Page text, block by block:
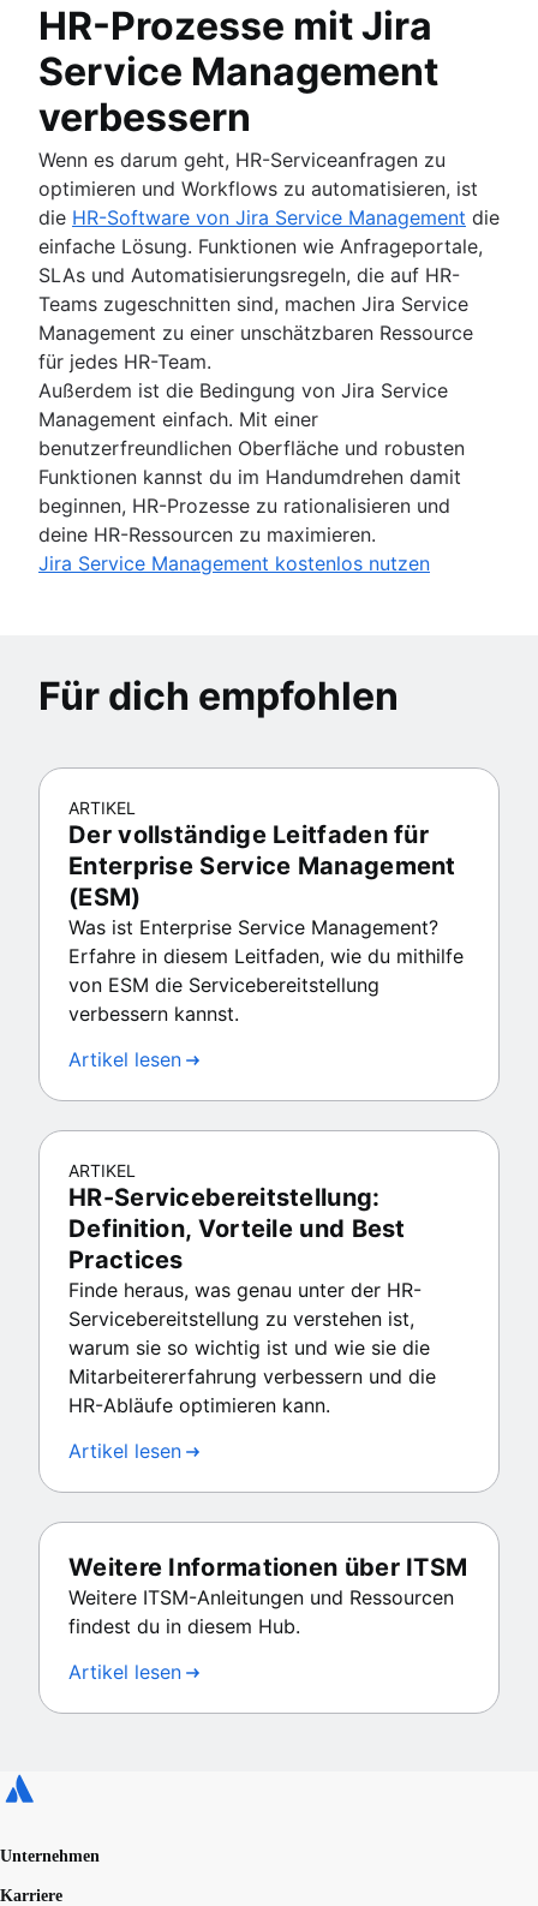
HR-Prozesse mit Jira
Service Management
verbessern
Wenn es darum geht, HR-Serviceanfragen zu
optimieren und Workflows zu automatisieren, ist
die HR-Software von Jira Service Management die
einfache Lösung. Funktionen wie Anfrageportale,
SLAs und Automatisierungsregeln, die auf HR-
Teams zugeschnitten sind, machen Jira Service
Management zu einer unschätzbaren Ressource
für jedes HR-Team.
Außerdem ist die Bedingung von Jira Service
Management einfach. Mit einer
benutzerfreundlichen Oberfläche und robusten
Funktionen kannst du im Handumdrehen damit
beginnen, HR-Prozesse zu rationalisieren und
deine HR-Ressourcen zu maximieren.
Jira Service Management kostenlos nutzen
Für dich empfohlen
ARTIKEL
Der vollständige Leitfaden für
Enterprise Service Management
(ESM)
Was ist Enterprise Service Management?
Erfahre in diesem Leitfaden, wie du mithilfe
von ESM die Servicebereitstellung
verbessern kannst.
Artikel lesen
ARTIKEL
HR-Servicebereitstellung:
Definition, Vorteile und Best
Practices
Finde heraus, was genau unter der HR-
Servicebereitstellung zu verstehen ist,
warum sie so wichtig ist und wie sie die
Mitarbeitererfahrung verbessern und die
HR-Abläufe optimieren kann.
Artikel lesen
Weitere Informationen über ITSM
Weitere ITSM-Anleitungen und Ressourcen
findest du in diesem Hub.
Artikel lesen
Unternehmen
Karriere